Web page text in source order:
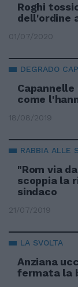
Roghi
dell'ordine
01/07/2020
DEGRADO
Capannelle
come
18/08/2019
RABBIA ALLE
"Rom via
scoppia la
sindaco
21/07/2019
LA SVOLTA
Anziana
fermata la